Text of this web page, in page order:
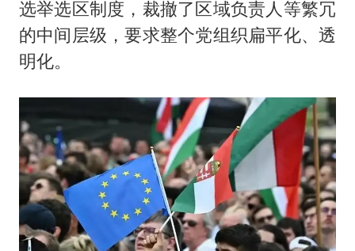
选举选区制度，裁撤了区域负责人等繁冗
的中间层级，要求整个党组织扁平化、透
明化。